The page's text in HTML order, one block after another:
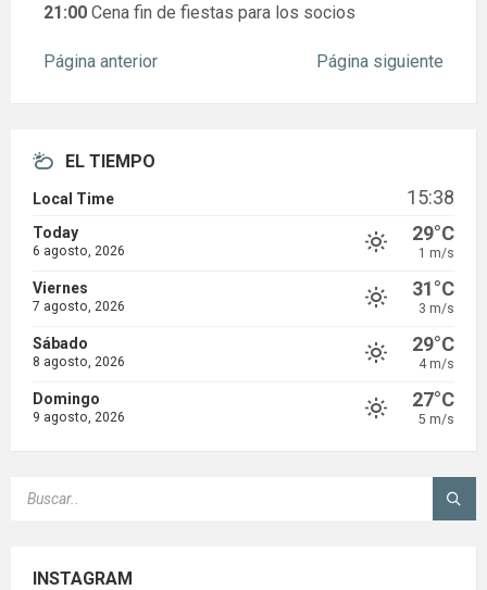
21:00 Cena fin de fiestas para los socios
Página anterior Página siguiente
EL TIEMPO
Local Time 15:38
Today
6 agosto, 2026
29°C
1 m/s
Viernes
7 agosto, 2026
31°C
3 m/s
Sábado
8 agosto, 2026
29°C
4 m/s
Domingo
9 agosto, 2026
27°C
5 m/s
INSTAGRAM